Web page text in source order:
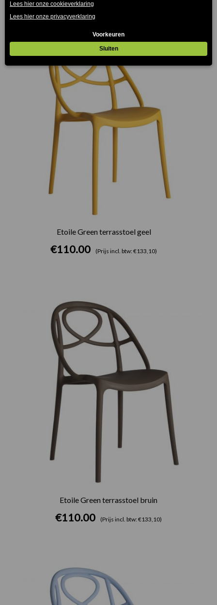
Etoile Green terrasstoel geel
€110.00 (Prijs incl. btw: €133,10)
Etoile Green terrasstoel bruin
€110.00 (Prijs incl. btw: €133,10)